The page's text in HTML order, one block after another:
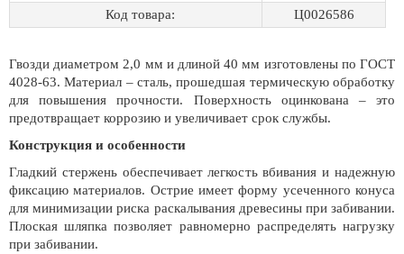
Код товара:
Ц0026586
Гвозди диаметром 2,0 мм и длиной 40 мм изготовлены по ГОСТ
4028-63. Материал – сталь, прошедшая термическую обработку
для повышения прочности. Поверхность оцинкована – это
предотвращает коррозию и увеличивает срок службы.
Конструкция и особенности
Гладкий стержень обеспечивает легкость вбивания и надежную
фиксацию материалов. Острие имеет форму усеченного конуса
для минимизации риска раскалывания древесины при забивании.
Плоская шляпка позволяет равномерно распределять нагрузку
при забивании.